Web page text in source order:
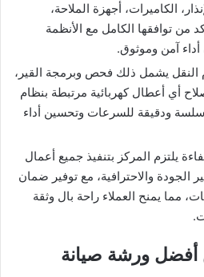
الكاميرات، أجهزة الملاحة،
من توافقها الكامل مع الأنظمة
آمن وموثوق.
يشمل ذلك فحص وبرمجة القير،
أي أعطال كهربائية مرتبطة بنظام
ودقيقة للسرعات وتحسين أداء
يلتزم المركز بتنفيذ جميع أعمال
الجودة والاحترافية، مع توفير ضمان
مما يمنح العملاء راحة بال وثقة
أفضل ورشة صيانة